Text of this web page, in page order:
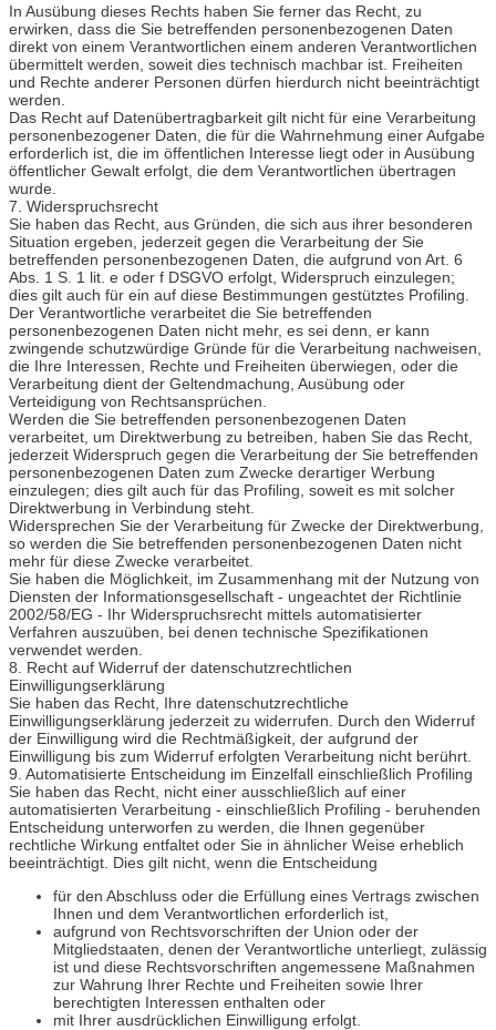
In Ausübung dieses Rechts haben Sie ferner das Recht, zu
erwirken, dass die Sie betreffenden personenbezogenen Daten
direkt von einem Verantwortlichen einem anderen Verantwortlichen
übermittelt werden, soweit dies technisch machbar ist. Freiheiten
und Rechte anderer Personen dürfen hierdurch nicht beeinträchtigt
werden.
Das Recht auf Datenübertragbarkeit gilt nicht für eine Verarbeitung
personenbezogener Daten, die für die Wahrnehmung einer Aufgabe
erforderlich ist, die im öffentlichen Interesse liegt oder in Ausübung
öffentlicher Gewalt erfolgt, die dem Verantwortlichen übertragen
wurde.
7. Widerspruchsrecht
Sie haben das Recht, aus Gründen, die sich aus ihrer besonderen
Situation ergeben, jederzeit gegen die Verarbeitung der Sie
betreffenden personenbezogenen Daten, die aufgrund von Art. 6
Abs. 1 S. 1 lit. e oder f DSGVO erfolgt, Widerspruch einzulegen;
dies gilt auch für ein auf diese Bestimmungen gestütztes Profiling.
Der Verantwortliche verarbeitet die Sie betreffenden
personenbezogenen Daten nicht mehr, es sei denn, er kann
zwingende schutzwürdige Gründe für die Verarbeitung nachweisen,
die Ihre Interessen, Rechte und Freiheiten überwiegen, oder die
Verarbeitung dient der Geltendmachung, Ausübung oder
Verteidigung von Rechtsansprüchen.
Werden die Sie betreffenden personenbezogenen Daten
verarbeitet, um Direktwerbung zu betreiben, haben Sie das Recht,
jederzeit Widerspruch gegen die Verarbeitung der Sie betreffenden
personenbezogenen Daten zum Zwecke derartiger Werbung
einzulegen; dies gilt auch für das Profiling, soweit es mit solcher
Direktwerbung in Verbindung steht.
Widersprechen Sie der Verarbeitung für Zwecke der Direktwerbung,
so werden die Sie betreffenden personenbezogenen Daten nicht
mehr für diese Zwecke verarbeitet.
Sie haben die Möglichkeit, im Zusammenhang mit der Nutzung von
Diensten der Informationsgesellschaft - ungeachtet der Richtlinie
2002/58/EG - Ihr Widerspruchsrecht mittels automatisierter
Verfahren auszuüben, bei denen technische Spezifikationen
verwendet werden.
8. Recht auf Widerruf der datenschutzrechtlichen
Einwilligungserklärung
Sie haben das Recht, Ihre datenschutzrechtliche
Einwilligungserklärung jederzeit zu widerrufen. Durch den Widerruf
der Einwilligung wird die Rechtmäßigkeit, der aufgrund der
Einwilligung bis zum Widerruf erfolgten Verarbeitung nicht berührt.
9. Automatisierte Entscheidung im Einzelfall einschließlich Profiling
Sie haben das Recht, nicht einer ausschließlich auf einer
automatisierten Verarbeitung - einschließlich Profiling - beruhenden
Entscheidung unterworfen zu werden, die Ihnen gegenüber
rechtliche Wirkung entfaltet oder Sie in ähnlicher Weise erheblich
beeinträchtigt. Dies gilt nicht, wenn die Entscheidung
für den Abschluss oder die Erfüllung eines Vertrags zwischen
Ihnen und dem Verantwortlichen erforderlich ist,
aufgrund von Rechtsvorschriften der Union oder der
Mitgliedstaaten, denen der Verantwortliche unterliegt, zulässig
ist und diese Rechtsvorschriften angemessene Maßnahmen
zur Wahrung Ihrer Rechte und Freiheiten sowie Ihrer
berechtigten Interessen enthalten oder
mit Ihrer ausdrücklichen Einwilligung erfolgt.